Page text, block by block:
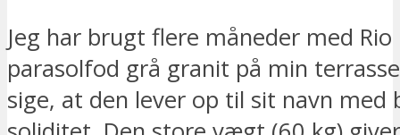
Jeg har brugt flere måneder med Rio
parasolfod grå granit på min
sige, at den lever op til sit navn med